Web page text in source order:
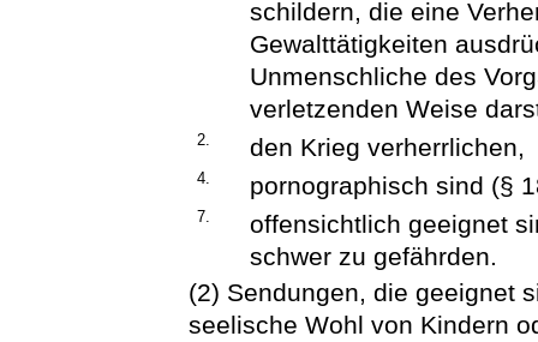
schildern, die eine
Gewalttätigkeiten
Unmenschliche des
verletzenden Weise
2. den Krieg verherrlichen,
4. pornographisch sind (§
7.
offensichtlich geeignet
schwer zu gefährden.
(2) Sendungen, die geeignet
seelische Wohl von Kindern